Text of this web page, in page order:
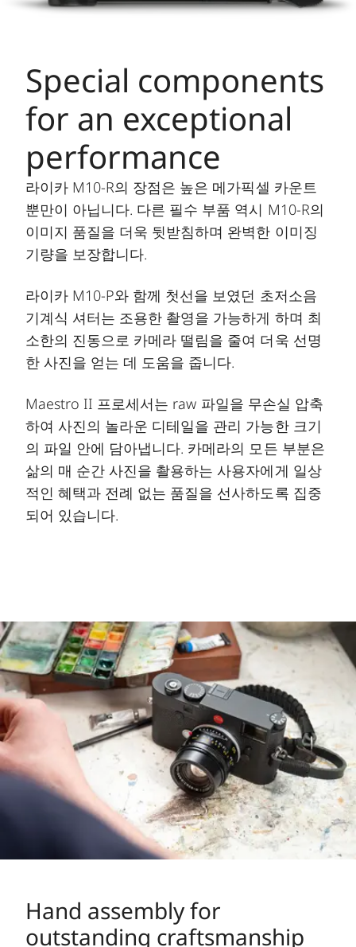
Special components
for an exceptional
performance
라이카 M10-R의 장점은 높은 메가픽셀 카운트
뿐만이 아닙니다. 다른 필수 부품 역시 M10-R의
이미지 품질을 더욱 뒷받침하며 완벽한 이미징
기량을 보장합니다.
라이카 M10-P와 함께 첫선을 보였던 초저소음
기계식 셔터는 조용한 촬영을 가능하게 하며 최
소한의 진동으로 카메라 떨림을 줄여 더욱 선명
한 사진을 얻는 데 도움을 줍니다.
Maestro II 프로세서는 raw 파일을 무손실 압축
하여 사진의 놀라운 디테일을 관리 가능한 크기
의 파일 안에 담아냅니다. 카메라의 모든 부분은
삶의 매 순간 사진을 촬용하는 사용자에게 일상
적인 혜택과 전례 없는 품질을 선사하도록 집중
되어 있습니다.
Hand assembly for
outstanding craftsmanship